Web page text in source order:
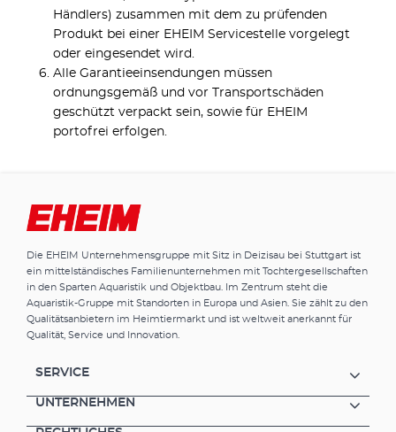
Händlers) zusammen mit dem zu prüfenden
Produkt bei einer EHEIM Servicestelle vorgelegt
oder eingesendet wird.
Alle Garantieeinsendungen müssen
ordnungsgemäß und vor Transportschäden
geschützt verpackt sein, sowie für EHEIM
portofrei erfolgen.
Die EHEIM Unternehmensgruppe mit Sitz in Deizisau bei Stuttgart ist
ein mittelständisches Familienunternehmen mit Tochtergesellschaften
in den Sparten Aquaristik und Objektbau. Im Zentrum steht die
Aquaristik-Gruppe mit Standorten in Europa und Asien. Sie zählt zu den
Qualitätsanbietern im Heimtiermarkt und ist weltweit anerkannt für
Qualität, Service und Innovation.
SERVICE
UNTERNEHMEN